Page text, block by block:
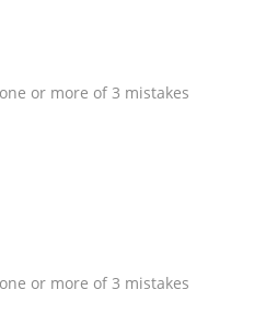
or more of 3 mistakes
or more of 3 mistakes